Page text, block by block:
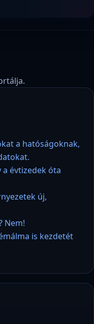
a hatóságoknak,
évtizedek óta
új,
Nem!
is kezdetét